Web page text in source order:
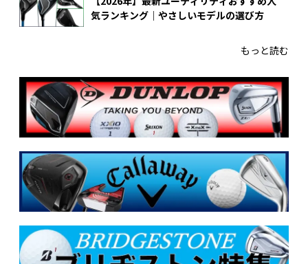
気ランキング｜やさしいモデルの選び方
もっと読む